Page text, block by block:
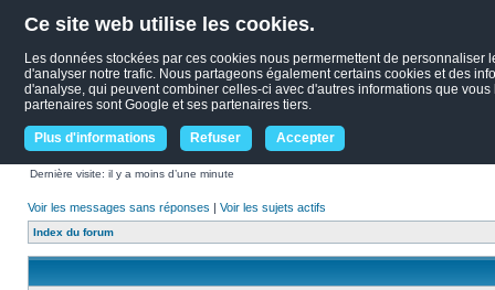
Ce site web utilise les cookies.
Les données stockées par ces cookies nous permermettent de
d'analyser notre trafic. Nous partageons également certains cookies et des
d'analyse, qui peuvent combiner celles-ci avec d'autres informations que
partenaires sont Google et ses partenaires tiers.
Plus d'informations Refuser Accepter
Dernière visite: il y a moins d’une minute
Voir les messages sans réponses | Voir les sujets actifs
Index du forum